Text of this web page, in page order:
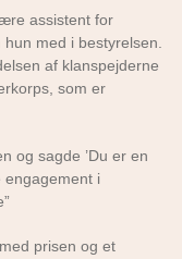
assistent for
med i bestyrelsen.
af klanspejderne
som er
og sagde ’Du er en
engagement i
prisen og et